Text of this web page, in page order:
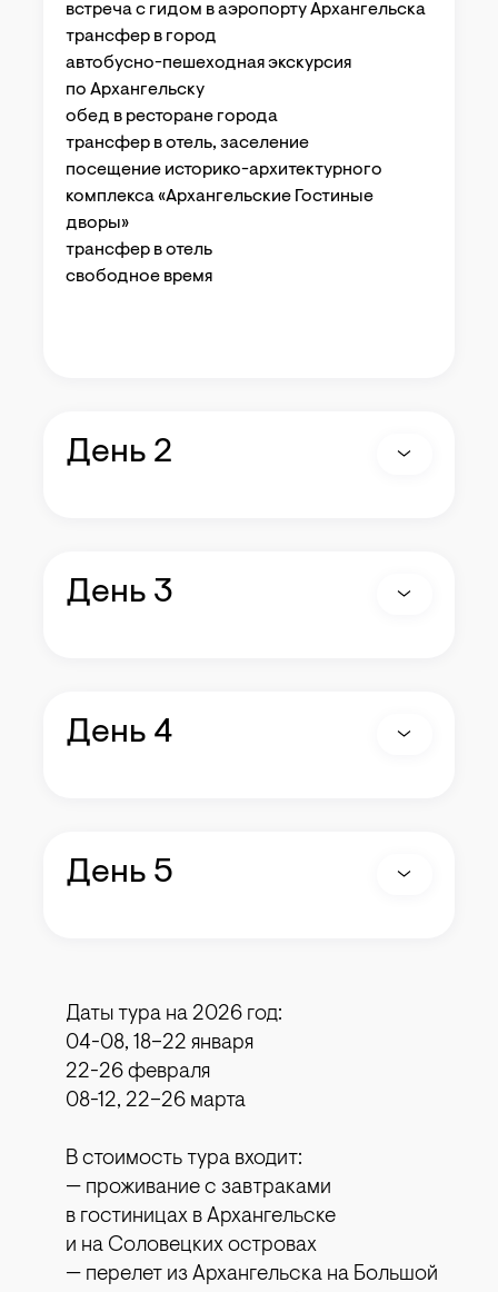
встреча с гидом в аэропорту Архангельска
трансфер в город
автобусно-пешеходная экскурсия
по Архангельску
обед в ресторане города
трансфер в отель, заселение
посещение историко-архитектурного
комплекса «Архангельские Гостиные
дворы»
трансфер в отель
свободное время
День 2
День 3
День 4
День 5
Даты тура на 2026 год:
04-08, 18–22 января
22-26 февраля
08-12, 22–26 марта
В стоимость тура входит:
— проживание с завтраками
в гостиницах в Архангельске
и на Соловецких островах
— перелет из Архангельска на Большой